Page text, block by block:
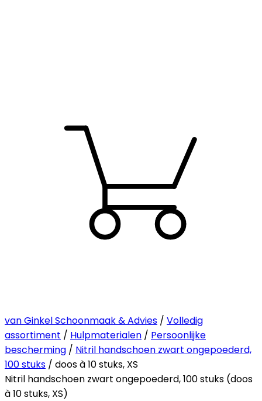
van Ginkel Schoonmaak & Advies / Volledig
assortiment / Hulpmaterialen / Persoonlijke
bescherming / Nitril handschoen zwart ongepoederd,
100 stuks / doos à 10 stuks, XS
Nitril handschoen zwart ongepoederd, 100 stuks (doos
à 10 stuks, XS)